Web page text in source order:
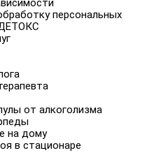
персональных
от алкоголизма
на дому
в стационаре